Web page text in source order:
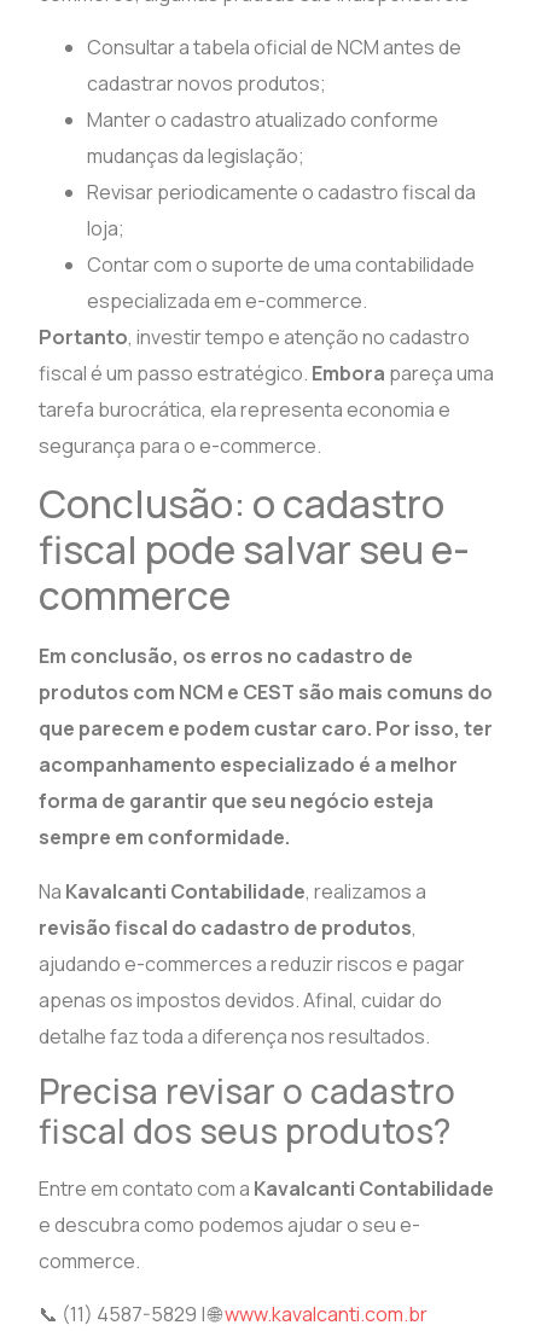
Consultar a tabela oficial de NCM antes de
cadastrar novos produtos;
Manter o cadastro atualizado conforme
mudanças da legislação;
Revisar periodicamente o cadastro fiscal da
loja;
Contar com o suporte de uma contabilidade
especializada em e-commerce.
Portanto, investir tempo e atenção no cadastro
fiscal é um passo estratégico. Embora pareça uma
tarefa burocrática, ela representa economia e
segurança para o e-commerce.
Conclusão: o cadastro
fiscal pode salvar seu e-
commerce
Em conclusão, os erros no cadastro de
produtos com NCM e CEST são mais comuns do
que parecem e podem custar caro. Por isso, ter
acompanhamento especializado é a melhor
forma de garantir que seu negócio esteja
sempre em conformidade.
Na Kavalcanti Contabilidade, realizamos a
revisão fiscal do cadastro de produtos,
ajudando e-commerces a reduzir riscos e pagar
apenas os impostos devidos. Afinal, cuidar do
detalhe faz toda a diferença nos resultados.
Precisa revisar o cadastro
fiscal dos seus produtos?
Entre em contato com a Kavalcanti Contabilidade
e descubra como podemos ajudar o seu e-
commerce.
📞 (11) 4587-5829 | 🌐www.kavalcanti.com.br